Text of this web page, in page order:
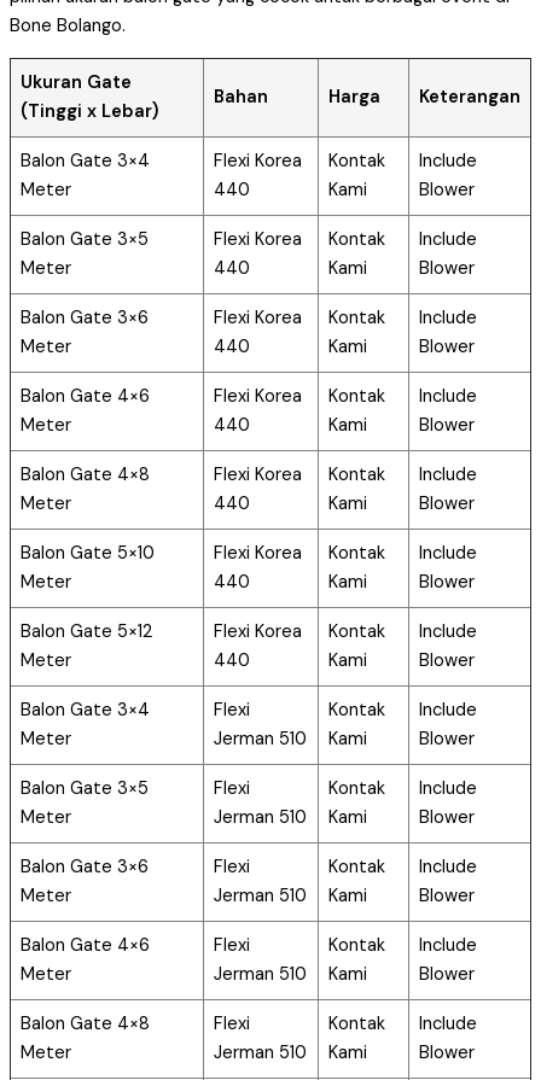
Bone Bolango.
Ukuran Gate
(Tinggi x Lebar)
Bahan Harga Keterangan
Balon Gate 3×4
Meter
Flexi Korea
440
Kontak
Kami
Include
Blower
Balon Gate 3×5
Meter
Flexi Korea
440
Kontak
Kami
Include
Blower
Balon Gate 3×6
Meter
Flexi Korea
440
Kontak
Kami
Include
Blower
Balon Gate 4×6
Meter
Flexi Korea
440
Kontak
Kami
Include
Blower
Balon Gate 4×8
Meter
Flexi Korea
440
Kontak
Kami
Include
Blower
Balon Gate 5×10
Meter
Flexi Korea
440
Kontak
Kami
Include
Blower
Balon Gate 5×12
Meter
Flexi Korea
440
Kontak
Kami
Include
Blower
Balon Gate 3×4
Meter
Flexi
Jerman 510
Kontak
Kami
Include
Blower
Balon Gate 3×5
Meter
Flexi
Jerman 510
Kontak
Kami
Include
Blower
Balon Gate 3×6
Meter
Flexi
Jerman 510
Kontak
Kami
Include
Blower
Balon Gate 4×6
Meter
Flexi
Jerman 510
Kontak
Kami
Include
Blower
Balon Gate 4×8
Meter
Flexi
Jerman 510
Kontak
Kami
Include
Blower